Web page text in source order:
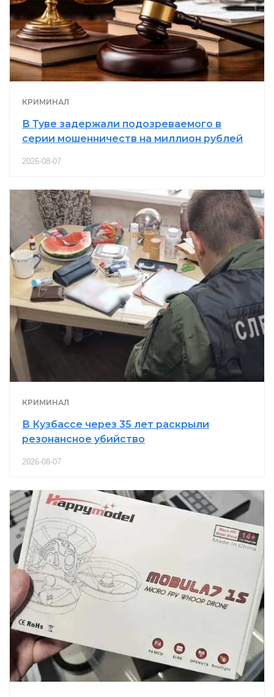
КРИМИНАЛ
В Туве задержали подозреваемого в
серии мошенничеств на миллион рублей
2026-08-07
КРИМИНАЛ
В Кузбассе через 35 лет раскрыли
резонансное убийство
2026-08-07